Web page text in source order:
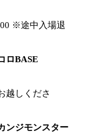
※途中入場退
ロBASE
越しくださ
ンジモンスター